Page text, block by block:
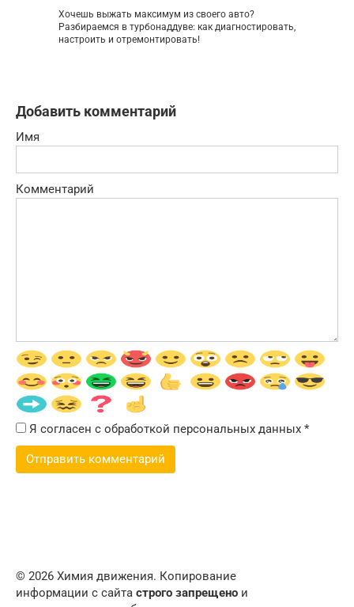
Хочешь выжать максимум из своего авто?
Разбираемся в турбонаддуве: как диагностировать,
настроить и отремонтировать!
Добавить комментарий
Имя
Комментарий
Я согласен с обработкой персональных данных *
© 2026 Химия движения. Копирование
информации с сайта строго запрещено и